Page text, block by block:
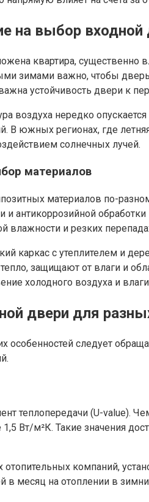
на выбор входной
квартира,
зимами важно, чтобы
устойчивость двери к
воздуха нередко
В южных регионах, где
солнечных лучей.
материалов
материалов по-
и антикоррозийной
влажности и резких
каркас с утеплителем и
защищают от влаги и
холодного воздуха и
двери для
особенностей следует
теплопередачи (U-value).
Вт/м²К. Такие значения
компаний,
в месяц на отоплении в